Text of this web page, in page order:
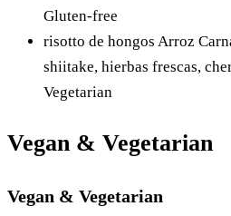
Gluten-free
risotto de hongos Arroz
shiitake, hierbas frescas,
Vegetarian
Vegan & Vegetarian
Vegan & Vegetarian